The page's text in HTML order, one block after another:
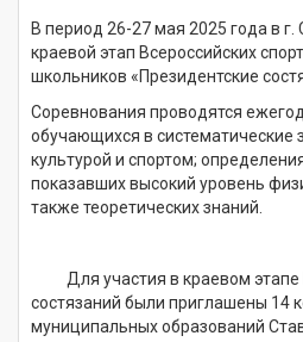
В период 26-27 мая 2025 года в
краевой этап Всероссийских
школьников «Президентские
Соревнования проводятся
обучающихся в систематические
культурой и спортом;
показавших высокий уровень
также теоретических знаний.
Для участия в краевом этапе
состязаний были приглашены 14
муниципальных образований